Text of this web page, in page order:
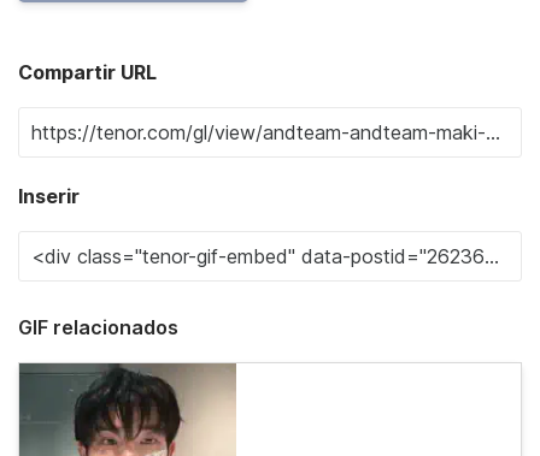
Compartir URL
Inserir
GIF relacionados